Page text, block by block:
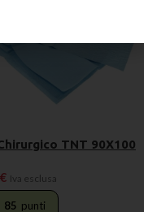
TNT 90X100
€ Iva esclusa
85 punti